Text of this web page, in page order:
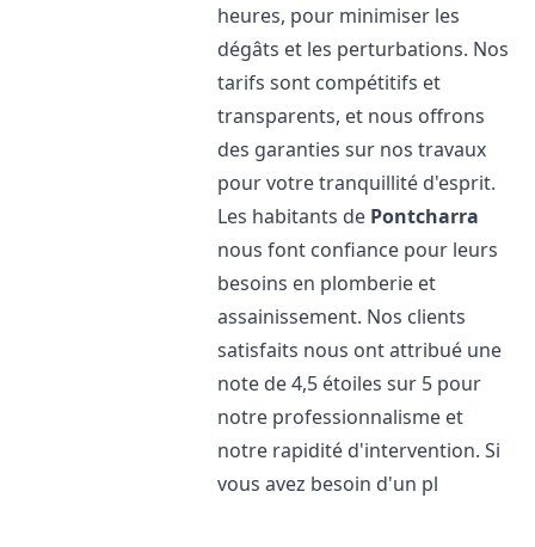
heures, pour minimiser les
dégâts et les perturbations. Nos
tarifs sont compétitifs et
transparents, et nous offrons
des garanties sur nos travaux
pour votre tranquillité d'esprit.
Les habitants de Pontcharra
nous font confiance pour leurs
besoins en plomberie et
assainissement. Nos clients
satisfaits nous ont attribué une
note de 4,5 étoiles sur 5 pour
notre professionnalisme et
notre rapidité d'intervention. Si
vous avez besoin d'un pl